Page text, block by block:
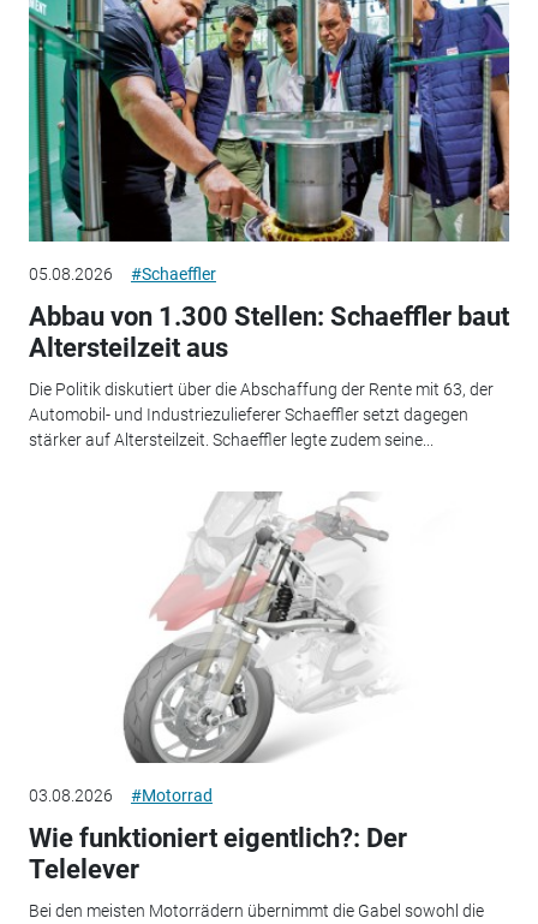
05.08.2026 #Schaeffler
Abbau von 1.300 Stellen: Schaeffler baut
Altersteilzeit aus
Die Politik diskutiert über die Abschaffung der Rente mit 63, der
Automobil- und Industriezulieferer Schaeffler setzt dagegen
stärker auf Altersteilzeit. Schaeffler legte zudem seine...
03.08.2026 #Motorrad
Wie funktioniert eigentlich?: Der
Telelever
Bei den meisten Motorrädern übernimmt die Gabel sowohl die